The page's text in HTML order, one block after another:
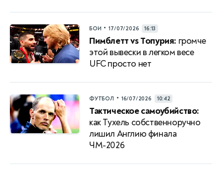
БОИ • 17/07/2026 16:13
Пимблетт vs Топурия: громче
этой вывески в легком весе
UFC просто нет
ФУТБОЛ • 16/07/2026 10:42
Тактическое самоубийство:
как Тухель собственноручно
лишил Англию финала
ЧМ-2026